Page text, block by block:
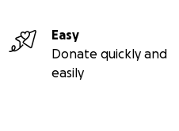
Easy
Donate quickly and
easily